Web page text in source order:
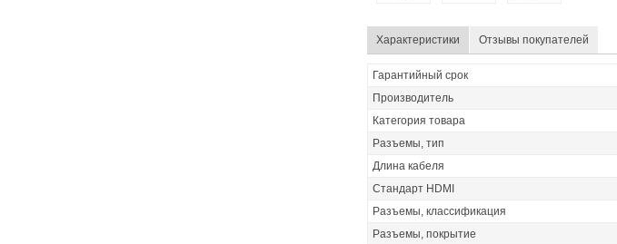
Характеристики Отзывы покупателей
Гарантийный срок
Производитель
Категория товара
Разъемы, тип
Длина кабеля
Стандарт HDMI
Разъемы, классификация
Разъемы, покрытие